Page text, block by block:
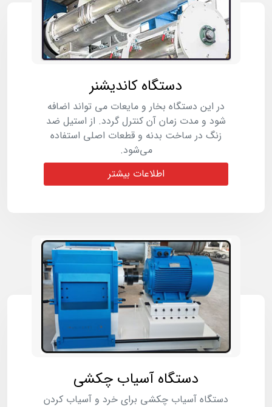
دستگاه کاندیشنر
در این دستگاه بخار و مایعات می تواند اضافه
شود و مدت زمان آن کنترل گردد. از استیل ضد
زنگ در ساخت بدنه و قطعات اصلی استفاده
می‌شود.
اطلاعات بیشتر
دستگاه آسیاب چکشی
دستگاه آسیاب چکشی برای خرد و آسیاب کردن